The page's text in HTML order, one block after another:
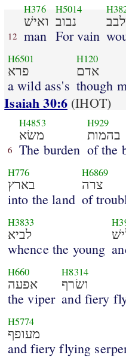
12
H376
ואישׁ
man
H5014
נבוב
For vain
H6501
פרא
a wild ass's
H120
אדם
though
Isaiah 30:6 (IHOT)
6
H4853
משׂא
The burden
H929
בהמות
of the
H776
בארץ
into the land
H6869
צרה
of
H3833
לביא
whence the young
H660
אפעה
the viper
H8314
ושׂרף
and fiery
H5774
מעופף
and fiery flying